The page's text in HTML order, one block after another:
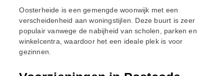
Oosterheide is een gemengde woonwijk met een
verscheidenheid aan woningstijlen. Deze buurt is zeer
populair vanwege de nabijheid van scholen, parken en
winkelcentra, waardoor het een ideale plek is voor
gezinnen.